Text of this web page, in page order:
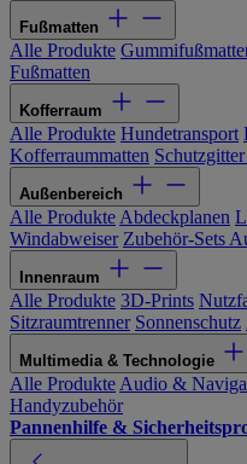
Fußmatten
Alle Produkte
Fußmatten
Kofferraum
Alle Produkte Hundetransport
Kofferraummatten
Außenbereich
Alle Produkte Abdeckplanen
Windabweiser Zubehör-Sets
Innenraum
Alle Produkte 3D-Prints
Sitzraumtrenner Sonnenschutz
Multimedia & Technologie
Alle Produkte Audio &
Handyzubehör
Pannenhilfe &